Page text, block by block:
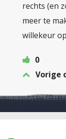
rechts (en
meer te
willekeur
0
Vorige